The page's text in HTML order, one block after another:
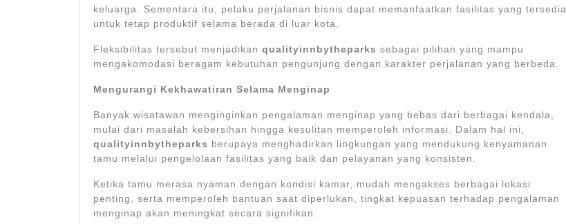
keluarga. Sementara itu, pelaku perjalanan bisnis dapat memanfaatkan fasilitas yang tersedia
untuk tetap produktif selama berada di luar kota.
Fleksibilitas tersebut menjadikan qualityinnbytheparks sebagai pilihan yang mampu
mengakomodasi beragam kebutuhan pengunjung dengan karakter perjalanan yang berbeda.
Mengurangi Kekhawatiran Selama Menginap
Banyak wisatawan menginginkan pengalaman menginap yang bebas dari berbagai kendala,
mulai dari masalah kebersihan hingga kesulitan memperoleh informasi. Dalam hal ini,
qualityinnbytheparks berupaya menghadirkan lingkungan yang mendukung kenyamanan
tamu melalui pengelolaan fasilitas yang baik dan pelayanan yang konsisten.
Ketika tamu merasa nyaman dengan kondisi kamar, mudah mengakses berbagai lokasi
penting, serta memperoleh bantuan saat diperlukan, tingkat kepuasan terhadap pengalaman
menginap akan meningkat secara signifikan.